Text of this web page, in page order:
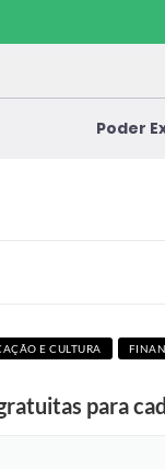
Poder
E CULTURA
para